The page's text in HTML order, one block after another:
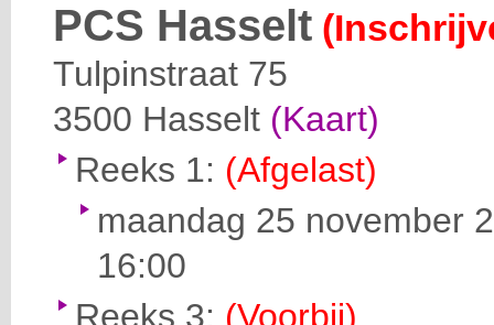
PCS Hasselt
Tulpinstraat 75
3500 Hasselt (Kaart)
Reeks 1: (Afgelast)
maandag 25 november
16:00
Reeks 3: (Voorbij)